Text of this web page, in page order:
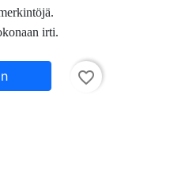
irti.
favorite_border